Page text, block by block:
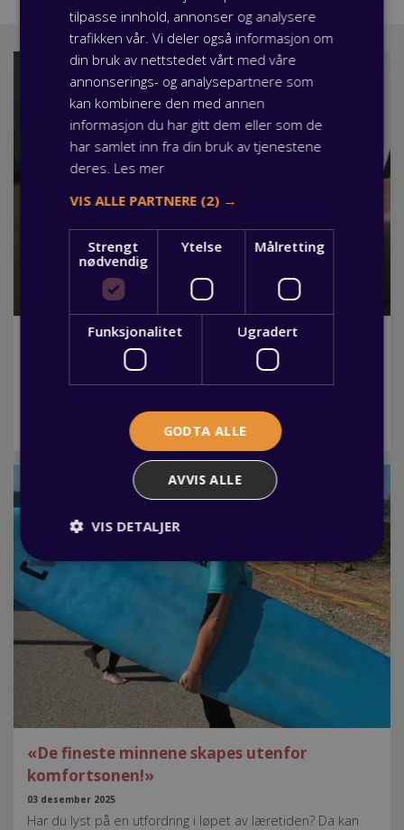
Fagbrev.io gjør lærlingtiden enklere
Visste du at som lærling har du mulighet til å benytte deg
nødvendig info om din lærlingtid? Les mer her.
«De fineste minnene skapes utenfor
komfortsonen!»
03 desember 2025
Har du lyst på en utfordring i løpet av læretiden? Da kan
tilpasse innhold, annonser og analysere
trafikken vår. Vi deler også informasjon om
din bruk av nettstedet vårt med våre
annonserings- og analysepartnere som
kan kombinere den med annen
informasjon du har gitt dem eller som de
har samlet inn fra din bruk av tjenestene
deres. Les mer
VIS ALLE PARTNERE (2) →
Strengt
nødvendig
Ytelse Målretting
Funksjonalitet Ugradert
GODTA ALLE
AVVIS ALLE
VIS DETALJER